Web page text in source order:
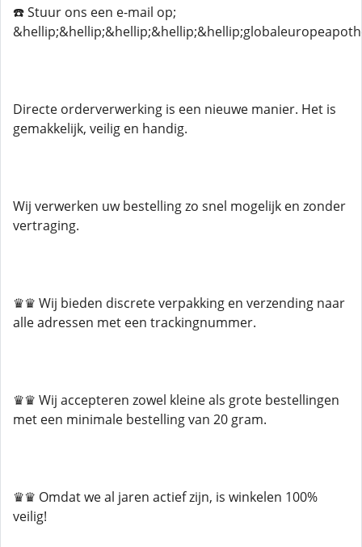
☎️ Stuur ons een e-mail op;
Directe orderverwerking is een nieuwe manier. Het is
gemakkelijk, veilig en handig.
Wij verwerken uw bestelling zo snel mogelijk en zonder
vertraging.
♛♛ Wij bieden discrete verpakking en verzending naar
alle adressen met een trackingnummer.
♛♛ Wij accepteren zowel kleine als grote bestellingen
met een minimale bestelling van 20 gram.
♛♛ Omdat we al jaren actief zijn, is winkelen 100%
veilig!